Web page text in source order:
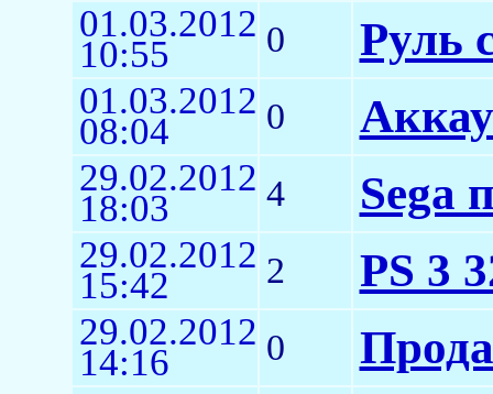
01.03.2012
10:55 0 Руль
01.03.2012
08:04 0
29.02.2012
18:03 4 Sega
29.02.2012
15:42 2 PS 3
29.02.2012
14:16 0